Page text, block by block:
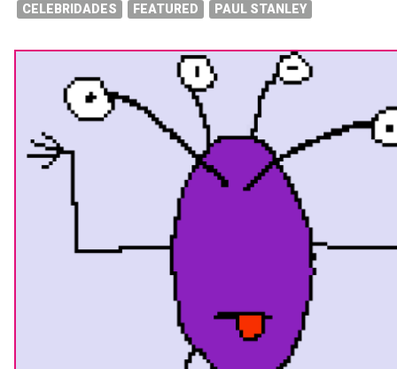
CELEBRIDADES FEATURED PAUL STANLEY